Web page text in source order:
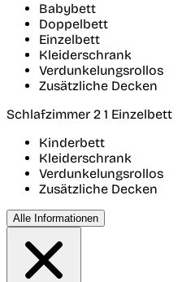
Babybett
Doppelbett
Einzelbett
Kleiderschrank
Verdunkelungsrollos
Zusätzliche Decken
Schlafzimmer 2 1 Einzelbett
Kinderbett
Kleiderschrank
Verdunkelungsrollos
Zusätzliche Decken
Alle Informationen